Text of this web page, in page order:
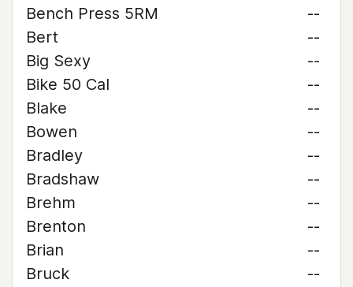
Bench Press 5RM
--
Bert
--
Big Sexy
--
Bike 50 Cal
--
Blake
--
Bowen
--
Bradley
--
Bradshaw
--
Brehm
--
Brenton
--
Brian
--
Bruck
--